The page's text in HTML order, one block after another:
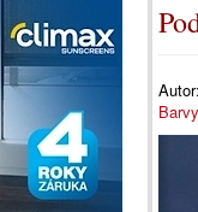
Autor: